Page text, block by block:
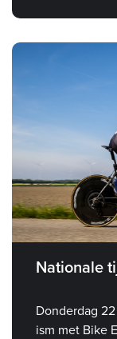
Nationale
Donderdag
ism met Bike